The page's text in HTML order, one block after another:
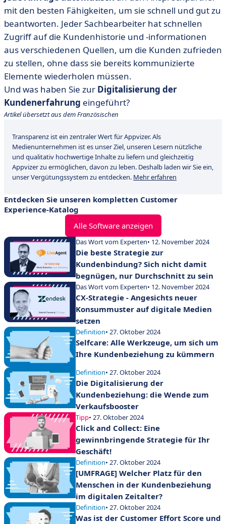
mit den besten Fähigkeiten, um sie schnell und gut zu
beantworten. Jeder Sachbearbeiter hat schnellen
Zugriff auf die Kundenhistorie und -informationen
aus verschiedenen Quellen, um die Kunden zufrieden
zu stellen, ohne dass sie bereits kommunizierte
Elemente wiederholen müssen.
Und was haben Sie zur Digitalisierung der
Kundenerfahrung eingeführt?
Artikel übersetzt aus dem Französischen
Transparenz ist ein zentraler Wert für Appvizer. Als
Medienunternehmen ist es unser Ziel, unseren Lesern nützliche
und qualitativ hochwertige Inhalte zu liefern und gleichzeitig
Appvizer zu ermöglichen, davon zu leben. Deshalb laden wir Sie ein,
unser Vergütungssystem zu entdecken. Mehr erfahren
Entdecken Sie unseren kompletten Customer
Experience-Katalog
Alle Software anzeigen
Das Wort vom Experten• 12. November 2024
Die beste Strategie zur
Kundenbindung? Sich nicht damit
begnügen, nur Durchschnitt zu sein
Das Wort vom Experten• 12. November 2024
CX-Strategie - Angesichts neuer
Konsummuster auf digitale Medien
setzen
Definition• 27. Oktober 2024
Selfcare: Alle Werkzeuge, um sich um
Ihre Kundenbeziehung zu kümmern
Definition• 27. Oktober 2024
Die Digitalisierung der
Kundenbeziehung: die Wende zum
Verkaufsbooster
Tipp• 27. Oktober 2024
Click and Collect: Eine
gewinnbringende Strategie für Ihr
Geschäft!
Definition• 27. Oktober 2024
[UMFRAGE] Welcher Platz für den
Menschen in der Kundenbeziehung
im digitalen Zeitalter?
Definition• 27. Oktober 2024
Was ist der Customer Effort Score und